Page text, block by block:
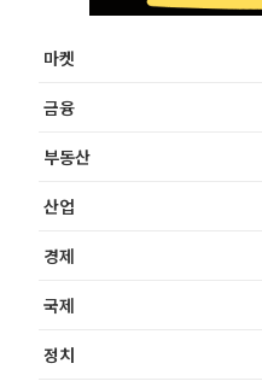
마켓
금융
부동산
산업
경제
국제
정치